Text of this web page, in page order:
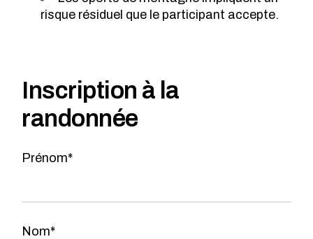
risque résiduel que le participant accepte.
Inscription à la
randonnée
Prénom*
Nom*